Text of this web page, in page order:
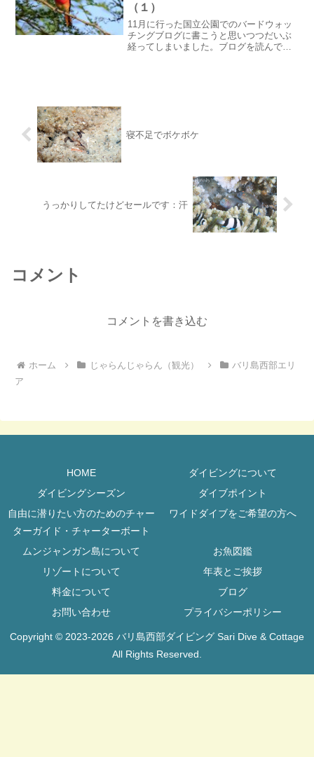
（１）
11月に行った国立公園でのバードウォッ
チングブログに書こうと思いつつだいぶ
経ってしまいました。ブログを読んでい
寝不足でボケボケ
うっかりしてたけどセールです：汗
コメント
コメントを書き込む
ホーム じゃらんじゃらん（観光）
バリ島西部エリ
ア
HOME
ダイビングについて
ダイビングシーズン
ダイブポイント
自由に潜りたい方のためのチャー
ターガイド・チャーターボート
ワイドダイブをご希望の方へ
ムンジャンガン島について
お魚図鑑
リゾートについて
年表とご挨拶
料金について
ブログ
お問い合わせ
プライバシーポリシー
Copyright © 2023-2026 バリ島西部ダイビング Sari Dive & Cottage
All Rights Reserved.